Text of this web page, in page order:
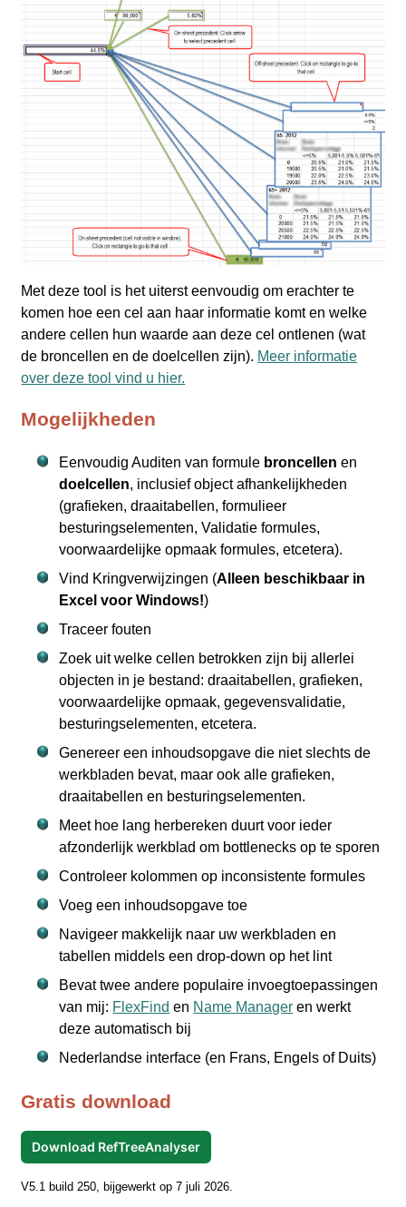
Met deze tool is het uiterst eenvoudig om erachter te
komen hoe een cel aan haar informatie komt en welke
andere cellen hun waarde aan deze cel ontlenen (wat
de broncellen en de doelcellen zijn). Meer informatie
over deze tool vind u hier.
Mogelijkheden
Eenvoudig Auditen van formule broncellen en
doelcellen, inclusief object afhankelijkheden
(grafieken, draaitabellen, formulieer
besturingselementen, Validatie formules,
voorwaardelijke opmaak formules, etcetera).
Vind Kringverwijzingen (Alleen beschikbaar in
Excel voor Windows!)
Traceer fouten
Zoek uit welke cellen betrokken zijn bij allerlei
objecten in je bestand: draaitabellen, grafieken,
voorwaardelijke opmaak, gegevensvalidatie,
besturingselementen, etcetera.
Genereer een inhoudsopgave die niet slechts de
werkbladen bevat, maar ook alle grafieken,
draaitabellen en besturingselementen.
Meet hoe lang herbereken duurt voor ieder
afzonderlijk werkblad om bottlenecks op te sporen
Controleer kolommen op inconsistente formules
Voeg een inhoudsopgave toe
Navigeer makkelijk naar uw werkbladen en
tabellen middels een drop-down op het lint
Bevat twee andere populaire invoegtoepassingen
van mij: FlexFind en Name Manager en werkt
deze automatisch bij
Nederlandse interface (en Frans, Engels of Duits)
Gratis download
Download RefTreeAnalyser
V5.1 build 250, bijgewerkt op 7 juli 2026.